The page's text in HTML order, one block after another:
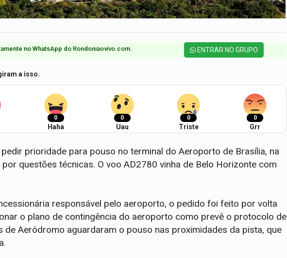
no WhatsApp do Rondoniaovivo.com.​ ENTRAR NO GRUPO
a isso.
0
Haha
0
Uau
0
Triste
0
Grr
prioridade para pouso no terminal do Aeroporto de Brasília, na
questões técnicas. O voo AD2780 vinha de Belo Horizonte com
responsável pelo aeroporto, o pedido foi feito por volta
o plano de contingência do aeroporto como prevê o protocolo de
de Aeródromo aguardaram o pouso nas proximidades da pista, que